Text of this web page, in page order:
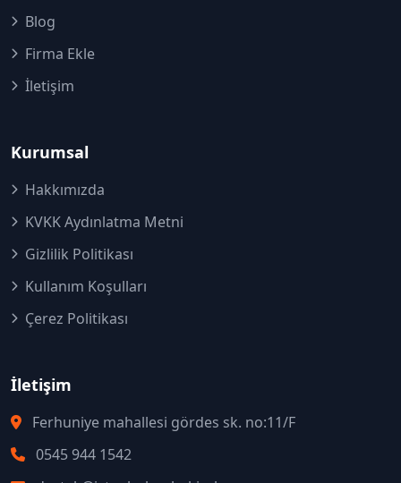
Blog
Firma Ekle
İletişim
Kurumsal
Hakkımızda
KVKK Aydınlatma Metni
Gizlilik Politikası
Kullanım Koşulları
Çerez Politikası
İletişim
Ferhuniye mahallesi gördes sk. no:11/F
0545 944 1542